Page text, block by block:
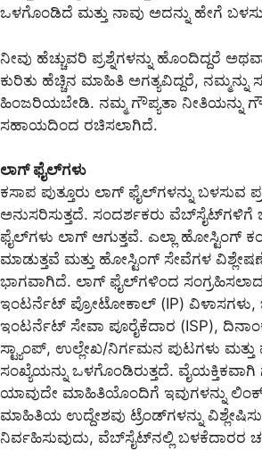
ಒಳಗೊಂಡಿದೆ ಮತ್ತು ನಾವು ಅದನ್ನು ಹೇಗೆ
ನೀವು ಹೆಚ್ಚುವರಿ ಪ್ರಶ್ನೆಗಳನ್ನು ಹೊಂದಿದ್ದರೆ
ಕುರಿತು ಹೆಚ್ಚಿನ ಮಾಹಿತಿ ಅಗತ್ಯವಿದ್ದರೆ, ನಮ್ಮನ್ನು
ಹಿಂಜರಿಯಬೇಡಿ. ನಮ್ಮ ಗೌಪ್ಯತಾ ನೀತಿಯನ್ನು
ಸಹಾಯದಿಂದ ರಚಿಸಲಾಗಿದೆ.
ಲಾಗ್ ಫೈಲ್‌ಗಳು
ಕಸಾಪ ಪುತ್ತೂರು ಲಾಗ್ ಫೈಲ್‌ಗಳನ್ನು ಬಳಸುವ
ಅನುಸರಿಸುತ್ತದೆ. ಸಂದರ್ಶಕರು
ಫೈಲ್‌ಗಳು ಲಾಗ್ ಆಗುತ್ತವೆ. ಎಲ್ಲಾ ಹೋಸ್ಟಿಂಗ್
ಮಾಡುತ್ತವೆ ಮತ್ತು ಹೋಸ್ಟಿಂಗ್ ಸೇವೆಗಳ
ಭಾಗವಾಗಿದೆ. ಲಾಗ್ ಫೈಲ್‌ಗಳಿಂದ
ಇಂಟರ್ನೆಟ್ ಪ್ರೋಟೋಕಾಲ್ (IP) ವಿಳಾಸಗಳು,
ಇಂಟರ್ನೆಟ್ ಸೇವಾ ಪೂರೈಕೆದಾರ (ISP),
ಸ್ಟ್ಯಾಂಪ್, ಉಲ್ಲೇಖ/ನಿರ್ಗಮನ ಪುಟಗಳು ಮತ್ತು
ಸಂಖ್ಯೆಯನ್ನು ಒಳಗೊಂಡಿರುತ್ತದೆ.
ಯಾವುದೇ ಮಾಹಿತಿಯೊಂದಿಗೆ ಇವುಗಳನ್ನು
ಮಾಹಿತಿಯ ಉದ್ದೇಶವು ಟ್ರೆಂಡ್‌ಗಳನ್ನು
ನಿರ್ವಹಿಸುವುದು, ವೆಬ್‌ಸೈಟ್‌ನಲ್ಲಿ ಬಳಕೆದಾರರ